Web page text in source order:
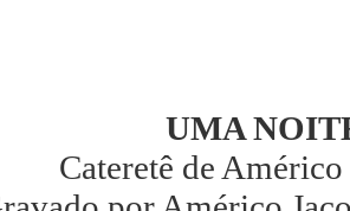
UMA
Cateretê de